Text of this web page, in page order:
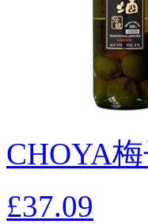
CHOYA
£37.09